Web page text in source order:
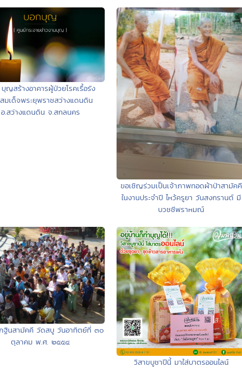
ญสร้างอาคารผู้ป่วยโรคเรื้อรัง
มเด็จพระยุพราชสว่างแดนดิน
อ.สว่างแดนดิน จ.สกลนคร
ขอเชิญร่วมเป็นเจ้าภาพทอดผ้าป่าสามัคคี
ในงานประจำปี ไหว้ครูยา วันสงกรานต์ มี
บวชชีพราหมณ์
ฐินสามัคคี วัดสบู วันอาทิตย์ที่ ๓๐
ตุลาคม พ.ศ. ๒๕๕๔
วิสาขบูชาปีนี้ มาใส่บาตรออนไลน์